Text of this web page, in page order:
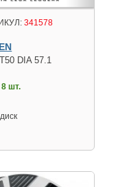
341578
DIA 57.1
8 шт.